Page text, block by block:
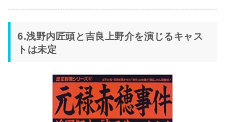
6.浅野内匠頭と吉良上野介を演じるキャス
トは未定